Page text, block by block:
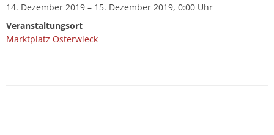
14. Dezember 2019 – 15. Dezember 2019, 0:00 Uhr
Veranstaltungsort
Marktplatz Osterwieck